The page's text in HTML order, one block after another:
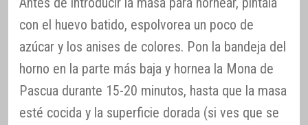
con el huevo batido, espolvorea un poco de
azúcar y los anises de colores. Pon la bandeja del
horno en la parte más baja y hornea la Mona de
Pascua durante 15-20 minutos, hasta que la masa
esté cocida y la superficie dorada (si ves que se